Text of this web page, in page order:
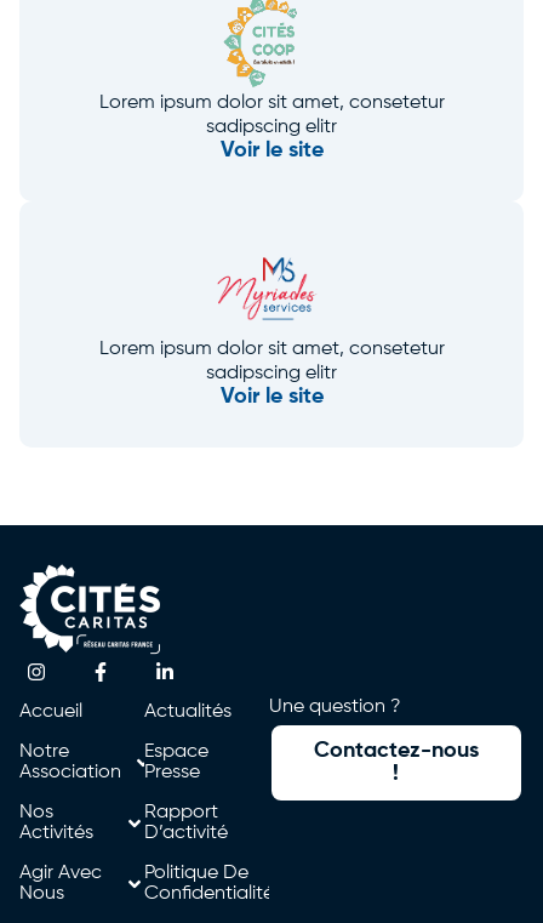
Lorem ipsum dolor sit amet, consetetur
sadipscing elitr
Voir le site
Lorem ipsum dolor sit amet, consetetur
sadipscing elitr
Voir le site
Accueil
Notre
Association
Nos
Activités
Agir Avec
Nous
Actualités
Espace
Presse
Rapport
D’activité
Politique De
Confidentialité
Une question ?
Contactez-nous
!